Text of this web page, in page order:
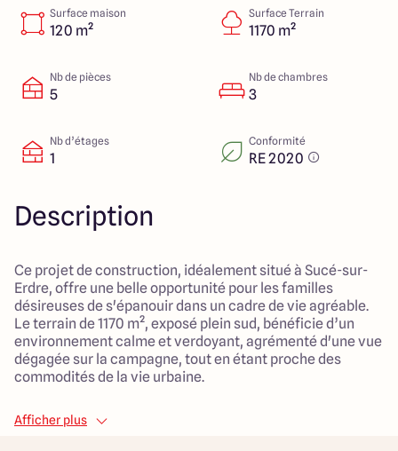
4.7 4.7
Surface maison
120 m²
Surface Terrain
1170 m²
Nb de pièces
5
Nb de chambres
3
Nb d’étages
1
Conformité
RE 2020
Description
Ce projet de construction, idéalement situé à Sucé-sur-
Erdre, offre une belle opportunité pour les familles
désireuses de s'épanouir dans un cadre de vie agréable.
Le terrain de 1170 m², exposé plein sud, bénéficie d’un
environnement calme et verdoyant, agrémenté d'une vue
dégagée sur la campagne, tout en étant proche des
commodités de la vie urbaine.
La maison, d'une surface habitable de 120 m², est pensée
pour le confort du quotidien avec un agencement
Afficher plus